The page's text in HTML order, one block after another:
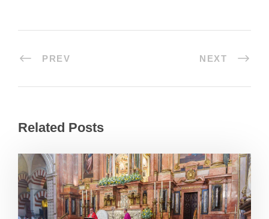
PREV NEXT
Related Posts